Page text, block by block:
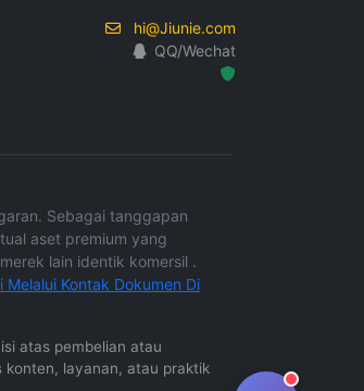
hi@Jiunie.com
QQ/Wechat
Sebagai tanggapan
aset premium yang
lain identik komersil .
Kontak Dokumen Di
atas pembelian atau
konten, layanan, atau praktik